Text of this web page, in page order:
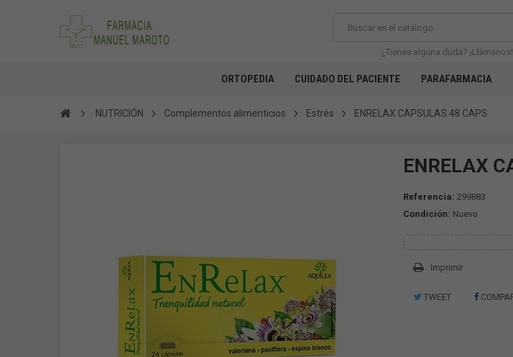
¿Tienes alguna duda? ¡Llámanos!
ORTOPEDIA CUIDADO DEL PACIENTE PARAFARMACIA
NUTRICIÓN Complementos alimenticios Estrés ENRELAX CAPSULAS 48 CAPS
ENRELAX
Referencia: 299883
Condición: Nuevo
Imprimir
TWEET